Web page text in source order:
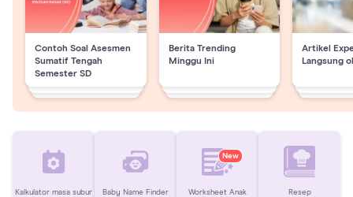
Contoh Soal Asesmen
Sumatif Tengah
Semester SD
Berita Trending
Minggu Ini
Artikel
Langsung
Kalkulator masa subur Baby Name Finder
New
Worksheet Anak Resep